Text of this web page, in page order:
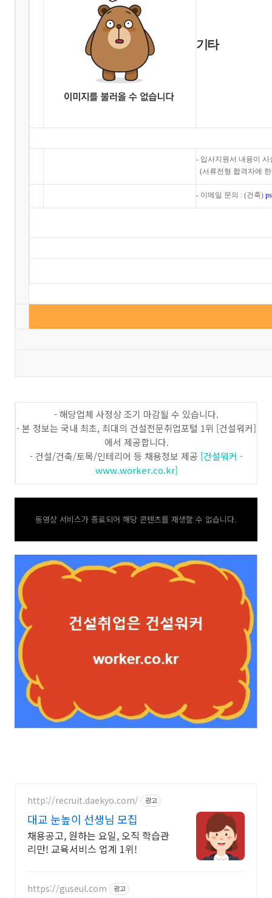
기타
- 입사지원서 내용이
(서류전형 합격자에
- 이메일 문의 : (건축)
- 해당업체 사정상 조기 마감될 수 있습니다.
- 본 정보는 국내 최초, 최대의 건설전문취업포털 1위 [건설워커]
에서 제공합니다.
- 건설/건축/토목/인테리어 등 채용정보 제공 [건설워커 -
www.worker.co.kr]
동영상 서비스가 종료되어 해당 콘텐츠를 재생할 수 없습니다.
http://recruit.daekyo.com/ 광고
대교 눈높이 선생님 모집
채용공고, 원하는 요일, 오직 학습관
리만! 교육서비스 업계 1위!
https://guseul.com 광고